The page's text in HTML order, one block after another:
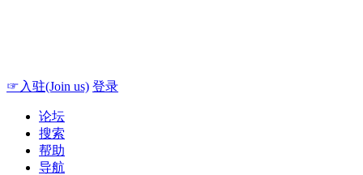
☞入驻(Join us) 登录
论坛
搜索
帮助
导航